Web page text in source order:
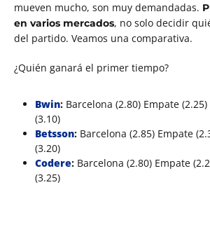
mueven mucho, son muy demandadas.
en varios mercados, no solo decidir
del partido. Veamos una comparativa.
¿Quién ganará el primer tiempo?
Bwin: Barcelona (2.80) Empate
(3.10)
Betsson: Barcelona (2.85) Empate
(3.20)
Codere: Barcelona (2.80) Empate
(3.25)